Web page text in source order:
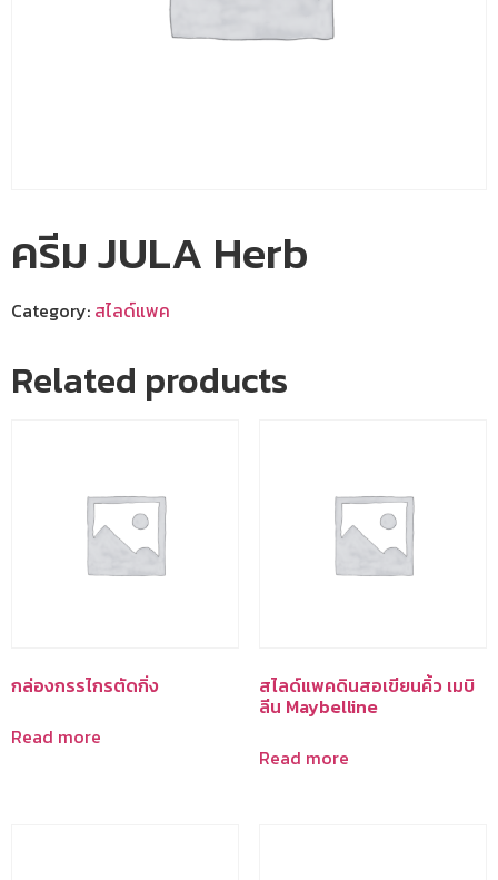
ครีม JULA Herb
Category: สไลด์แพค
Related products
กล่องกรรไกรตัดกิ่ง
Read more
สไลด์แพคดินสอเขียนคิ้ว เมบิ
ลีน Maybelline
Read more